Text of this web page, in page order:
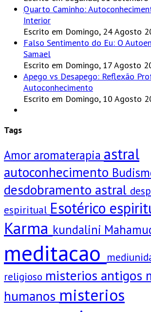
Quarto Caminho:
Interior
Escrito em Domingo, 24 Agosto
Falso Sentimento do Eu: O
Samael
Escrito em Domingo, 17 Agosto
Apego vs Desapego: Reflexão
Autoconhecimento
Escrito em Domingo, 10 Agosto
Tags
Amoraromaterapia astral
autoconhecimento
desdobramento astral
espiritual Esotérico
Karma kundalini
meditacao
religioso misterios antigos
humanos misterios